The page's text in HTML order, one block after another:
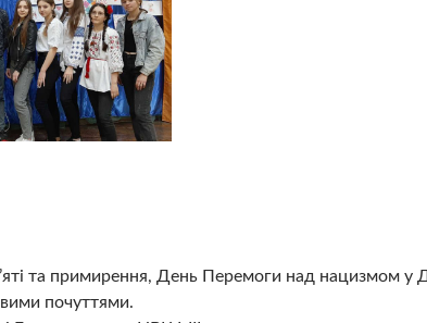
та примирення, День Перемоги над нацизмом у
почуттями.